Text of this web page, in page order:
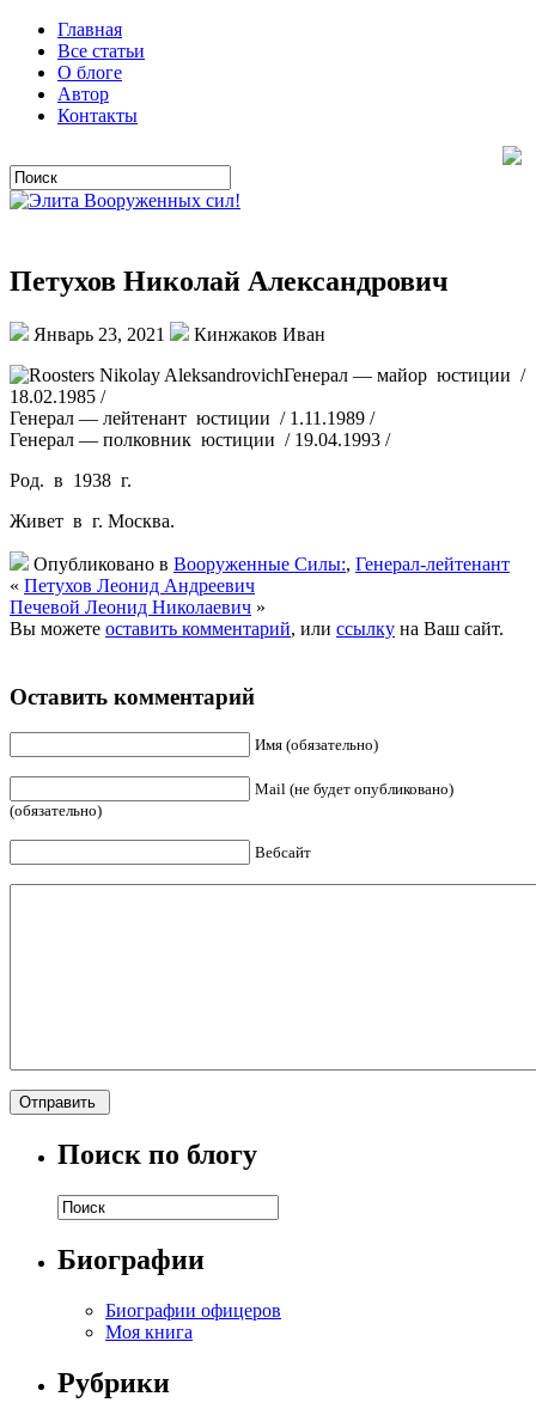
Главная
Все статьи
О блоге
Автор
Контакты
Петухов Николай Александрович
Январь 23, 2021
Кинжаков Иван
Генерал — майор юстиции /
18.02.1985 /
Генерал — лейтенант юстиции / 1.11.1989 /
Генерал — полковник юстиции / 19.04.1993 /
Род. в 1938 г.
Живет в г. Москва.
Опубликовано в Вооруженные Силы:, Генерал-лейтенант
« Петухов Леонид Андреевич
Печевой Леонид Николаевич »
Вы можете оставить комментарий, или ссылку на Ваш сайт.
Оставить комментарий
Имя (обязательно)
Mail (не будет опубликовано)
(обязательно)
Вебсайт
Поиск по блогу
Биографии
Биографии офицеров
Моя книга
Рубрики